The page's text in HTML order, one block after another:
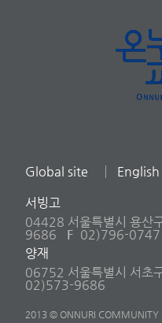
Global site English
서빙고
04428 서울특별시 용산
9686
F 02)796-0747
양재
06752 서울특별시 서초
02)573-9686
2013 © ONNURI COMMUNITY